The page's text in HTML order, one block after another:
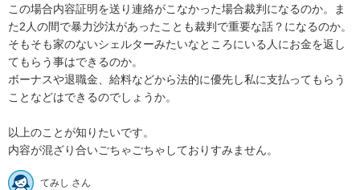
この場合内容証明を送り連絡がこなかった場合裁判になるのか。ま
た2人の間で暴力沙汰があったことも裁判で重要な話？になるのか。
そもそも家のないシェルターみたいなところにいる人にお金を返し
てもらう事はできるのか。
ボーナスや退職金、給料などから法的に優先し私に支払ってもらう
ことなどはできるのでしょうか。
以上のことが知りたいです。
内容が混ざり合いごちゃごちゃしておりすみません。
てみし さん